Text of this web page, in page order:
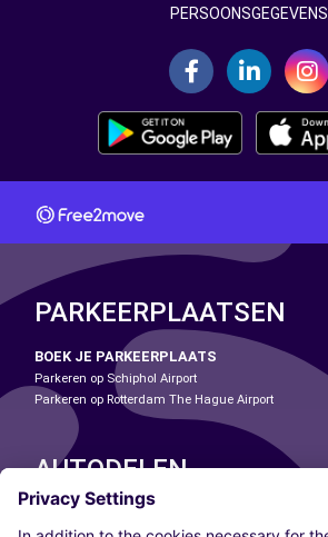
PERSOONSGEGEVENS
PARKEERPLAATSEN
BOEK JE PARKEERPLAATS
Parkeren op Schiphol Airport
Parkeren op Rotterdam The Hague Airport
AUTODELEN
ONZE STEDEN